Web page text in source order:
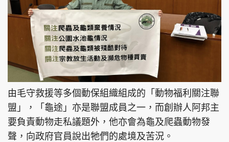
由毛守救援等多個動保組織組成的「動物福利關注聯
盟」，「龜途」亦是聯盟成員之一，而創辦人阿邦主
要負責動物走私議題外，他亦會為龜及爬蟲動物發
聲，向政府官員說出牠們的處境及苦況。